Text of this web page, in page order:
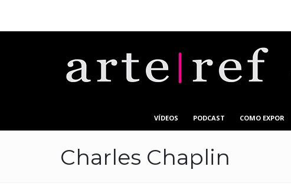
VÍDEOS PODCAST COMO EXPOR
Charles Chaplin